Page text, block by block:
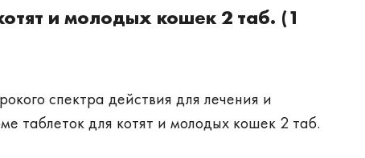
и молодых кошек 2 таб. (1
спектра действия для лечения и
таблеток для котят и молодых кошек 2 таб.